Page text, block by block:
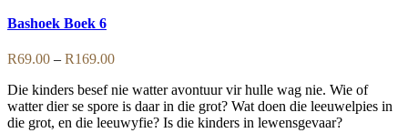
options
be
chosen
on
the
product
has
variants.
The
options
may
be
Bashoek Boek 6
R69.00 – R169.00Price
R69.00
through
R169.00
Die kinders besef nie watter avontuur vir hulle wag nie. Wie of
watter dier se spore is daar in die grot? Wat doen die leeuwelpies in
die grot, en die leeuwyfie? Is die kinders in lewensgevaar?